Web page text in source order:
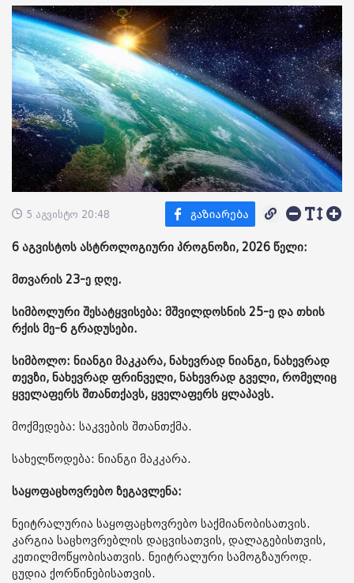
5 აგვისტო 20:48
6 აგვისტოს ასტროლოგიური პროგნოზი, 2026 წელი:
მთვარის 23-ე დღე.
სიმბოლური შესატყვისება: მშვილდოსნის 25-ე და თხის
რქის მე-6 გრადუსები.
სიმბოლო: ნიანგი მაკკარა, ნახევრად ნიანგი, ნახევრად
თევზი, ნახევრად ფრინველი, ნახევრად გველი, რომელიც
ყველაფერს შთანთქავს, ყველაფერს ყლაპავს.
მოქმედება: საკვების შთანთქმა.
სახელწოდება: ნიანგი მაკკარა.
საყოფაცხოვრებო ზეგავლენა:
ნეიტრალურია საყოფაცხოვრებო საქმიანობისათვის.
კარგია საცხოვრებლის დაცვისათვის, დალაგებისთვის,
კეთილმოწყობისათვის. ნეიტრალური სამოგზაუროდ.
ცუდია ქორწინებისათვის.